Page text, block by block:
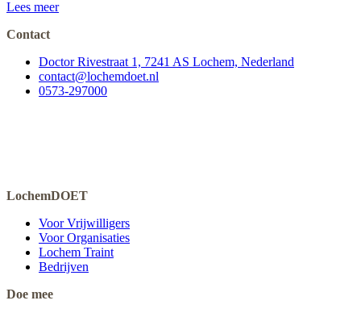
Lees meer
Contact
Doctor Rivestraat 1, 7241 AS Lochem, Nederland
contact@lochemdoet.nl
0573-297000
LochemDOET
Voor Vrijwilligers
Voor Organisaties
Lochem Traint
Bedrijven
Doe mee